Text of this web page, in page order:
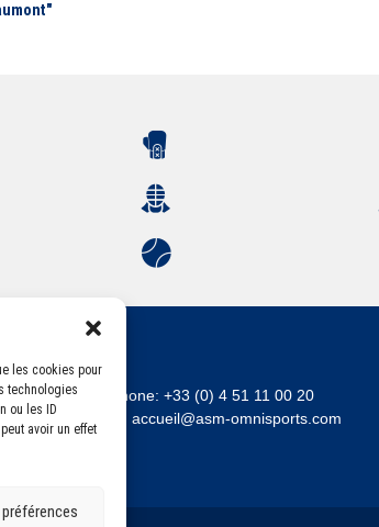
les cookies pour
technologies
ou les ID
avoir un effet
Téléphone: +33 (0) 4 51 11 00 20
accueil@asm-omnisports.com